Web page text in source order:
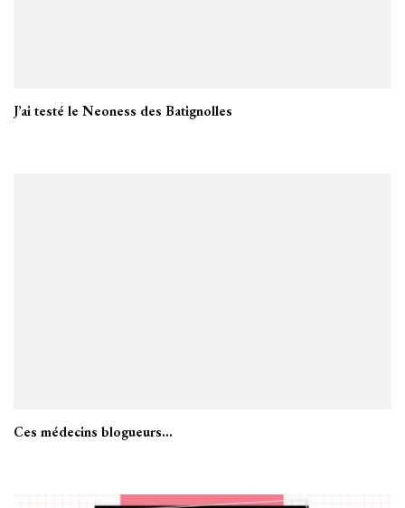
J’ai testé le Neoness des Batignolles
Ces médecins blogueurs…